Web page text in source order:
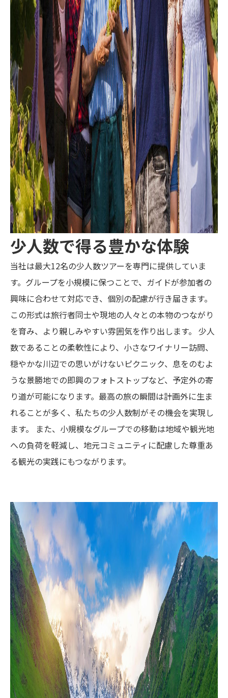
少人数で得る豊かな体験
当社は最大12名の少人数ツアーを専門に提供していま
す。グループを小規模に保つことで、ガイドが参加者の
興味に合わせて対応でき、個別の配慮が行き届きます。
この形式は旅行者同士や現地の人々との本物のつながり
を育み、より親しみやすい雰囲気を作り出します。 少人
数であることの柔軟性により、小さなワイナリー訪問、
穏やかな川辺での思いがけないピクニック、息をのむよ
うな景勝地での即興のフォトストップなど、予定外の寄
り道が可能になります。最高の旅の瞬間は計画外に生ま
れることが多く、私たちの少人数制がその機会を実現し
ます。 また、小規模なグループでの移動は地域や観光地
への負荷を軽減し、地元コミュニティに配慮した尊重あ
る観光の実践にもつながります。